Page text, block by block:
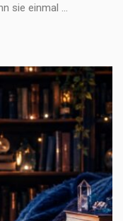
sie einmal ...